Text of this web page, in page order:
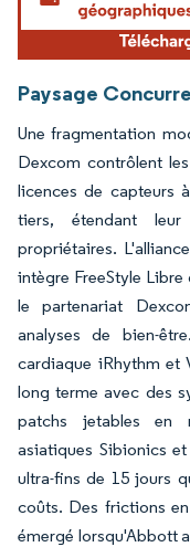
Paysage
Une fragmentation
Dexcom contrôlent
licences de capteurs
tiers, étendant leur
propriétaires.
intègre FreeStyle
le partenariat
analyses de bien-
cardiaque iRhythm et
long terme avec des
patchs jetables en
asiatiques Sibionics
ultra-fins de 15 jours
coûts. Des frictions
émergé lorsqu'Abbott